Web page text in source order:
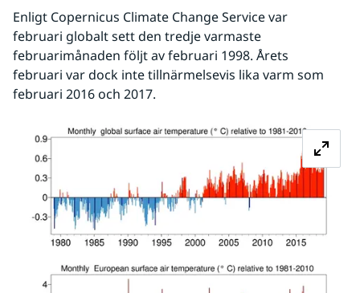
Enligt Copernicus Climate Change Service var
februari globalt sett den tredje varmaste
februarimånaden följt av februari 1998. Årets
februari var dock inte tillnärmelsevis lika varm som
februari 2016 och 2017.